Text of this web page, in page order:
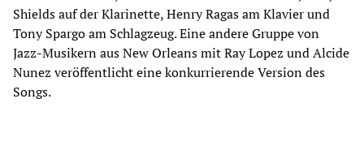
Shields auf der Klarinette, Henry Ragas am Klavier und
Tony Spargo am Schlagzeug. Eine andere Gruppe von
Jazz-Musikern aus New Orleans mit Ray Lopez und Alcide
Nunez veröffentlicht eine konkurrierende Version des
Songs.